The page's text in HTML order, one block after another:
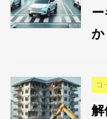
か
コ
解